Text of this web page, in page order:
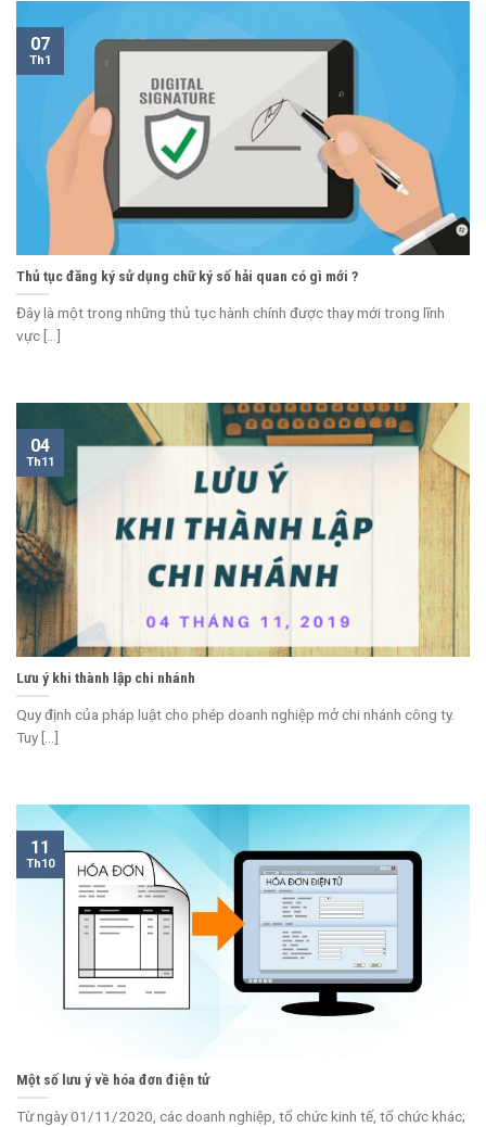
Thủ tục đăng ký sử dụng chữ ký số hải quan có gì mới ?
Đây là một trong những thủ tục hành chính được thay mới trong lĩnh
vực [...]
07
Th1
Lưu ý khi thành lập chi nhánh
Quy định của pháp luật cho phép doanh nghiệp mở chi nhánh công ty.
Tuy [...]
04
Th11
Một số lưu ý về hóa đơn điện tử
Từ ngày 01/11/2020, các doanh nghiệp, tổ chức kinh tế, tổ chức khác;
11
Th10